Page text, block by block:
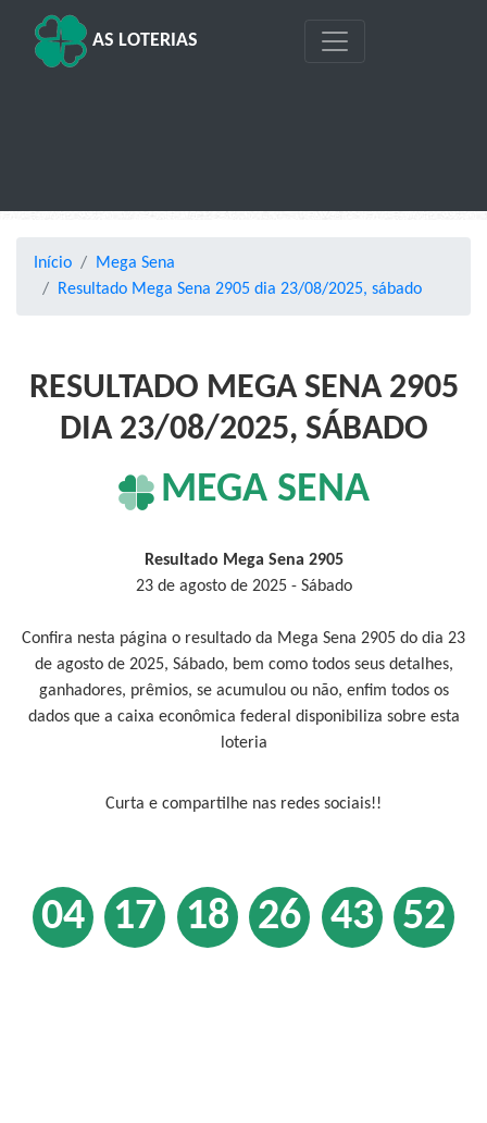
AS LOTERIAS
Início
Mega Sena
Resultado Mega Sena 2905 dia 23/08/2025, sábado
RESULTADO MEGA SENA 2905
DIA 23/08/2025, SÁBADO
MEGA SENA
Resultado Mega Sena 2905
23 de agosto de 2025 - Sábado
Confira nesta página o resultado da Mega Sena 2905 do dia 23
de agosto de 2025, Sábado, bem como todos seus detalhes,
ganhadores, prêmios, se acumulou ou não, enfim todos os
dados que a caixa econômica federal disponibiliza sobre esta
loteria
Curta e compartilhe nas redes sociais!!
04 17 18 26 43 52